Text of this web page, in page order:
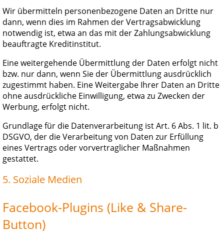
Wir übermitteln personenbezogene Daten an Dritte nur
dann, wenn dies im Rahmen der Vertragsabwicklung
notwendig ist, etwa an das mit der Zahlungsabwicklung
beauftragte Kreditinstitut.
Eine weitergehende Übermittlung der Daten erfolgt nicht
bzw. nur dann, wenn Sie der Übermittlung ausdrücklich
zugestimmt haben. Eine Weitergabe Ihrer Daten an Dritte
ohne ausdrückliche Einwilligung, etwa zu Zwecken der
Werbung, erfolgt nicht.
Grundlage für die Datenverarbeitung ist Art. 6 Abs. 1 lit. b
DSGVO, der die Verarbeitung von Daten zur Erfüllung
eines Vertrags oder vorvertraglicher Maßnahmen
gestattet.
5. Soziale Medien
Facebook-Plugins (Like & Share-
Button)